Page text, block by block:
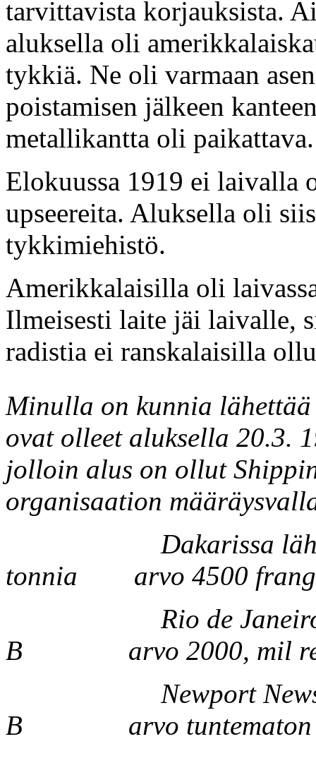
tarvittavista korjauksista.
aluksella oli
tykkiä. Ne oli varmaan
poistamisen jälkeen
metallikantta oli paikattava.
Elokuussa 1919 ei laivalla
upseereita. Aluksella oli
tykkimiehistö.
Amerikkalaisilla oli
Ilmeisesti laite jäi laivalle,
radistia ei ranskalaisilla
Minulla on kunnia
ovat olleet aluksella 20.3.
jolloin alus on ollut
organisaation
Dakarissa
tonnia arvo 4500
Rio de
B arvo 2000, mil
Newport
B arvo tuntematon